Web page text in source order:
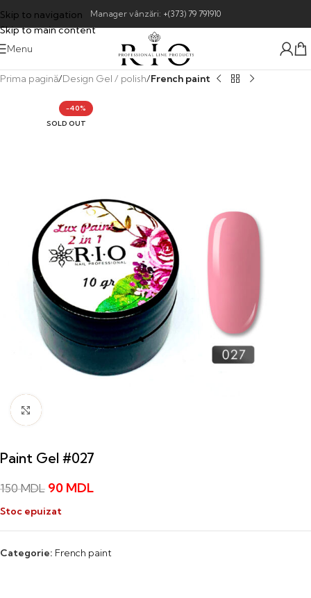
Skip to navigation
Skip to main content
Manager vânzări: +(373) 79 791910
Menu
Prima pagină Design Gel / polish French paint
-40%
SOLD OUT
Click to enlarge
Paint Gel #027
150MDL 90 MDL
Stoc epuizat
Categorie: French paint